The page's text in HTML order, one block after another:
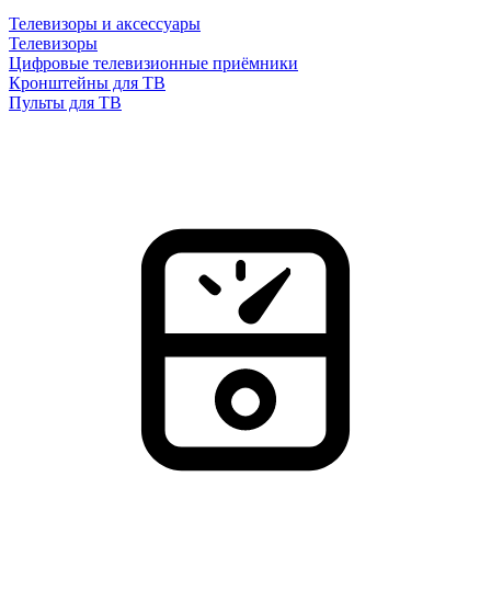
Телевизоры и аксессуары
Телевизоры
Цифровые телевизионные приёмники
Кронштейны для ТВ
Пульты для ТВ